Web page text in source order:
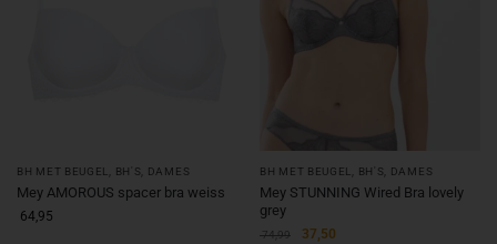
BH MET BEUGEL BH'S DAMES
Mey AMOROUS spacer bra weiss
64,95
BH MET BEUGEL BH'S DAMES
Mey STUNNING Wired Bra lovely
grey
74,99 37,50